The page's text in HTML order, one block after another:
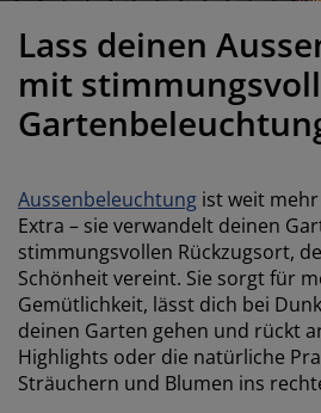
und Zubehör
Lass deinen
mit
Aussenbeleuchtung ist weit
Extra – sie verwandelt deinen
stimmungsvollen Rückzugsort,
Schönheit vereint. Sie sorgt für
Gemütlichkeit, lässt dich bei
deinen Garten gehen und rückt
Highlights oder die natürliche
Sträuchern und Blumen ins